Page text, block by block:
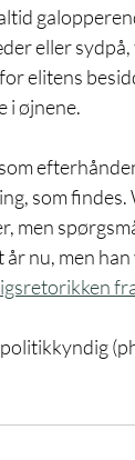
eller sydpå,
elitens
i øjnene.
som
men
år nu, men